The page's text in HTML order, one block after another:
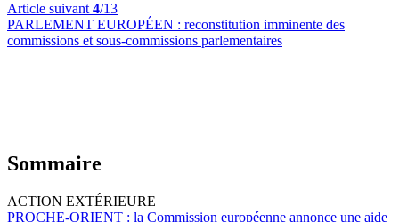
Article suivant 4/13
PARLEMENT EUROPÉEN : reconstitution imminente des
commissions et sous-commissions parlementaires
Sommaire
ACTION EXTÉRIEURE
PROCHE-ORIENT : la Commission européenne annonce une aide